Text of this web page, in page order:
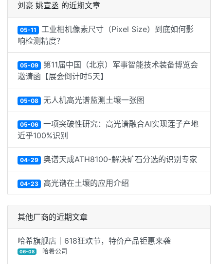
刘豪 姚宣丞 的近期文章
05-11 工业相机像素尺寸（Pixel Size）到底如何影
响检测精度？
05-09 第11届中国（北京）军事智能技术装备博览会
邀请函【展会倒计时5天】
05-08 无人机高光谱监测土壤一张图
05-06 一项突破性研究：高光谱融合AI实现莲子产地
近乎100%识别
04-29 奥谱天成ATH8100-解决矿石分选的识别专家
04-23 高光谱在土壤的应用介绍
其他厂商的近期文章
哈希旗舰店｜618狂欢节，特价产品钜惠来袭
06-08 哈希公司